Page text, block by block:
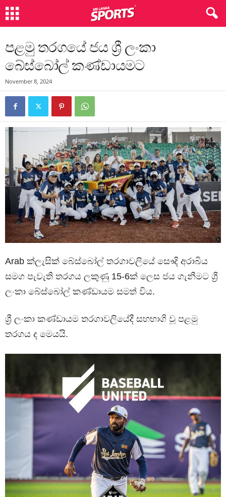
පළමු තරගයේ ජය ශ්‍රී ලංකා
බේස්බෝල් කණ්ඩායමට
November 8, 2024
Arab ක්ලැසික් බේස්බෝල් තරගාවලියේ සෞදි අරාබිය
සමග පැවැති තරගය ලකුණු 15-6ක් ලෙස ජය ගැනීමට ශ්‍රී
ලංකා බේස්බෝල් කණ්ඩායම සමත් විය.
ශ්‍රී ලංකා කණ්ඩායම තරගාවලියේදී සහභාගි වූ පළමු
තරගය ද මෙයයි.